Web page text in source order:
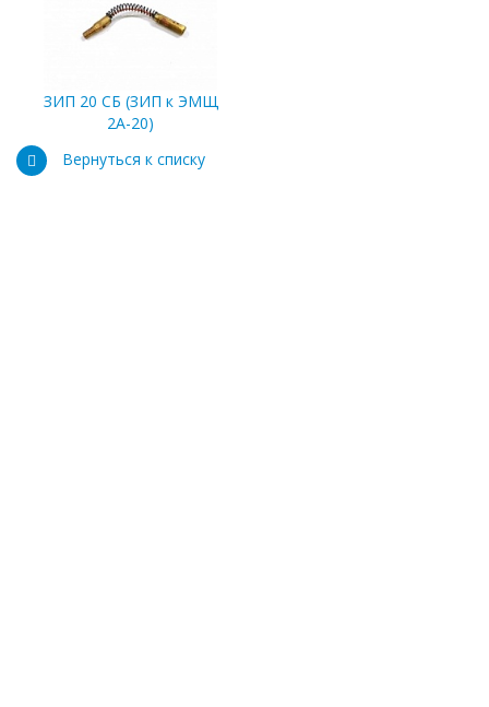
ЗИП 20 СБ (ЗИП к ЭМЩ
2А-20)
Вернуться к списку